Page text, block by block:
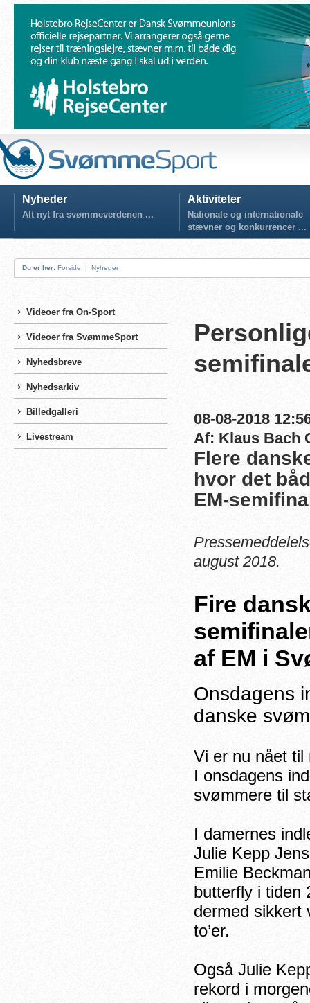
Nyheder
Alt nyt fra svømmeverdenen ...
Aktiviteter
Nationale og internationale
stævner og konkurrencer ...
Du er her: Forside | Nyheder
Videoer fra On-Sport
Videoer fra SvømmeSport
Nyhedsbreve
Nyhedsarkiv
Billedgalleri
Livestream
08-08-2018
Af: Klaus Bach
Flere
hvor det
EM-
august 2018.
Fire
af EM i
Onsdagens
danske
Vi er nu nået
I onsdagens
svømmere til
I damernes
Julie Kepp
Emilie
butterfly i tiden
dermed sikkert
to’er.
Også Julie
rekord i